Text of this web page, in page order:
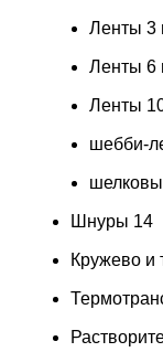
Ленты 3
Ленты 6
Ленты
шебби-
Шнуры 14
Кружево и